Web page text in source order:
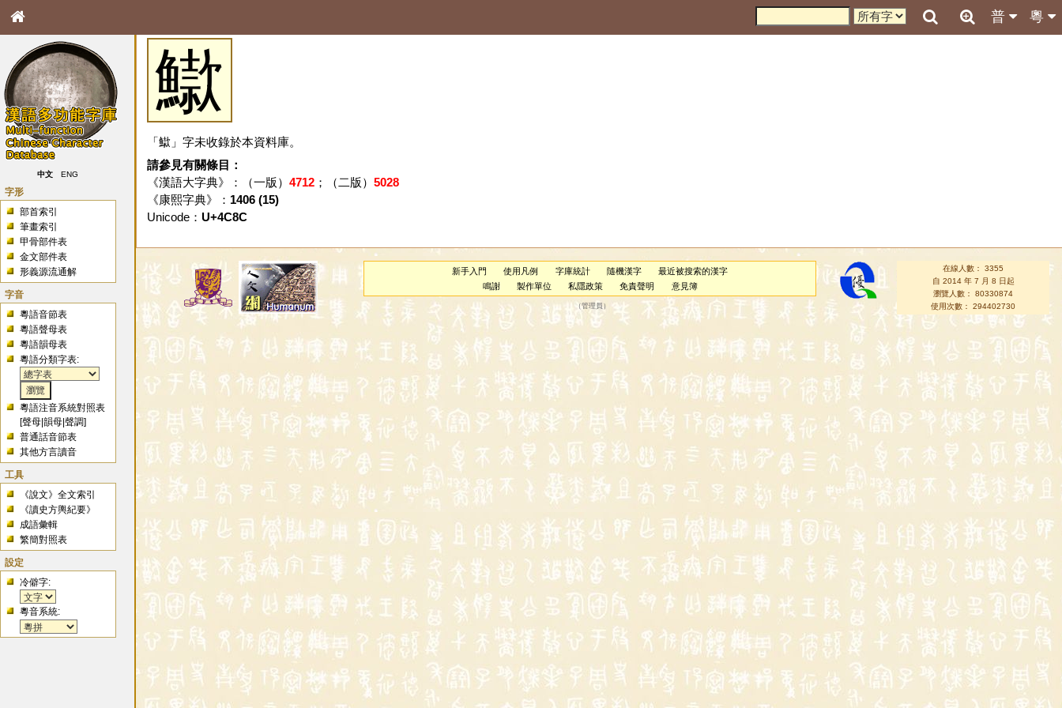
粵
普
中文 ENG
字形
部首索引
筆畫索引
甲骨部件表
金文部件表
形義源流通解
字音
粵語音節表
粵語聲母表
粵語韻母表
粵語分類字表:
粵語注音系統對照表
[聲母 |韻母 |聲調]
普通話音節表
其他方言讀音
工具
《說文》全文索引
《讀史方輿紀要》
成語彙輯
繁簡對照表
設定
冷僻字:
粵音系統:
䲌
「䲌」字未收錄於本資料庫。
請參見有關條目：
《漢語大字典》：（一版） 4712；（二版） 5028
《康熙字典》： 1406 (15)
Unicode： U+4C8C
新手入門 使用凡例 字庫統計 隨機漢字
最近被搜索的漢字
鳴謝
製作單位 私隱政策 免責聲明 意見簿
（管理員 ）
在線人數： 3355
自 2014 年 7 月 8 日起
瀏覽人數： 80330874
使用次數： 294402730